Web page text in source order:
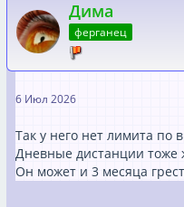
Дима
ферганец
6 Июл 2026
Так у него нет лимита по
Дневные дистанции тоже
Он может и 3 месяца